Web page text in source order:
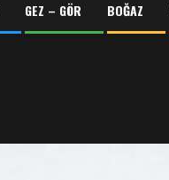
GEZ – GÖR BOĞAZ